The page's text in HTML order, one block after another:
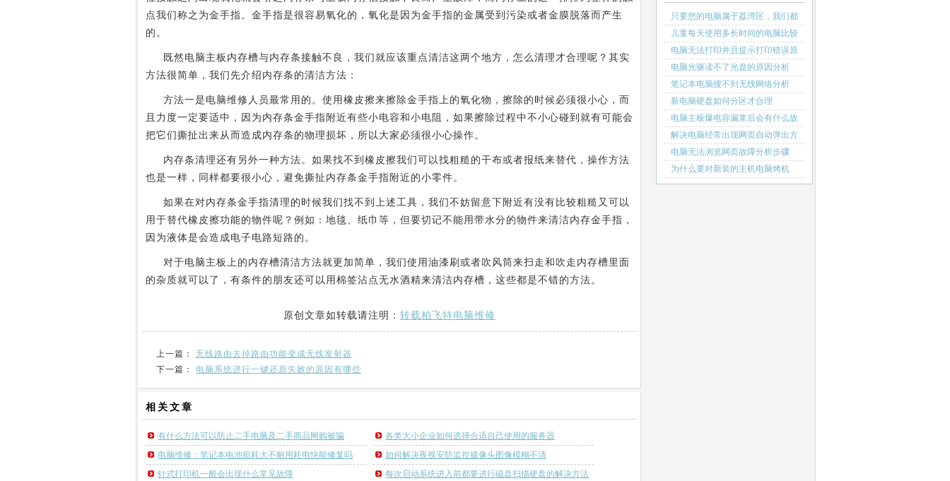
点我们称之为金手指。金手指是很容易氧化的，氧化是因为金手指的金属受到污染或者金膜脱落而产生
的。
既然电脑主板内存槽与内存条接触不良，我们就应该重点清洁这两个地方，怎么清理才合理呢？其实
方法很简单，我们先介绍内存条的清洁方法：
方法一是电脑维修人员最常用的。使用橡皮擦来擦除金手指上的氧化物，擦除的时候必须很小心，而
且力度一定要适中，因为内存条金手指附近有些小电容和小电阻，如果擦除过程中不小心碰到就有可能会
把它们撕扯出来从而造成内存条的物理损坏，所以大家必须很小心操作。
内存条清理还有另外一种方法。如果找不到橡皮擦我们可以找粗糙的干布或者报纸来替代，操作方法
也是一样，同样都要很小心，避免撕扯内存条金手指附近的小零件。
如果在对内存条金手指清理的时候我们找不到上述工具，我们不妨留意下附近有没有比较粗糙又可以
用于替代橡皮擦功能的物件呢？例如：地毯、纸巾等，但要切记不能用带水分的物件来清洁内存金手指，
因为液体是会造成电子电路短路的。
对于电脑主板上的内存槽清洁方法就更加简单，我们使用油漆刷或者吹风筒来扫走和吹走内存槽里面
的杂质就可以了，有条件的朋友还可以用棉签沾点无水酒精来清洁内存槽，这些都是不错的方法。
原创文章如转载请注明： 转载柏飞特电脑维修
上一篇： 无线路由去掉路由功能变成无线发射器
下一篇： 电脑系统进行一键还原失败的原因有哪些
相关 文章
有什么方法可以防止二手电脑及二手商品网购被骗
各类大小企业如何选择合适自己使用的服务器
电脑维修：笔记本电池损耗大不耐用耗电快能修复吗
如何解决夜视安防监控摄像头图像模糊不清
针式打印机一般会出现什么常见故障
每次启动系统进入前都要进行磁盘扫描硬盘的解决方法
只要您的电脑属于荔湾区，我们都
做上门服务
儿童每天使用多长时间的电脑比较
合适
电脑无法打印并且提示打印错误原
因分析
电脑光驱读不了光盘的原因分析
笔记本电脑搜不到无线网络分析
新电脑硬盘如何分区才合理
电脑主板爆电容漏浆后会有什么故
障表现
解决电脑经常出现网页自动弹出方
法
电脑无法浏览网页故障分析步骤
为什么要对新装的主机电脑烤机